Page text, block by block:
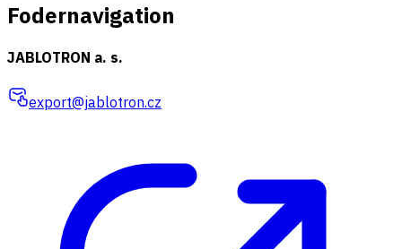
Fodernavigation
JABLOTRON a. s.
export@jablotron.cz